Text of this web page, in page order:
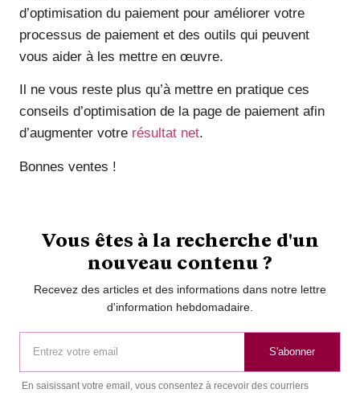
d’optimisation du paiement pour améliorer votre
processus de paiement et des outils qui peuvent
vous aider à les mettre en œuvre.
Il ne vous reste plus qu’à mettre en pratique ces
conseils d’optimisation de la page de paiement afin
d’augmenter votre résultat net.
Bonnes ventes !
Vous êtes à la recherche d'un
nouveau contenu ?
Recevez des articles et des informations dans notre lettre
d'information hebdomadaire.
S'abonner
En saisissant votre email, vous consentez à recevoir des courriers